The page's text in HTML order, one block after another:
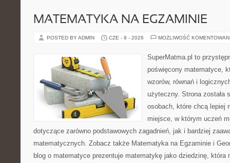
MATEMATYKA NA EGZAMINIE
POSTED BY ADMIN CZE - 9 - 2026 MOŻLIWOŚĆ
SuperMatma.pl to
poświęcony matematyce,
wzorów, równań i
użyteczny. Strona została
osobach, które chcą lepiej
miejsce, w którym uczeń
dotyczące zarówno podstawowych zagadnień, jak i bardziej
matematycznych. Zobacz także Matematyka na Egzaminie i
blog o matematyce prezentuje matematykę jako dziedzinę,